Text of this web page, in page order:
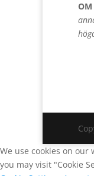
OM
We use cookies on our
you may visit "Cookie